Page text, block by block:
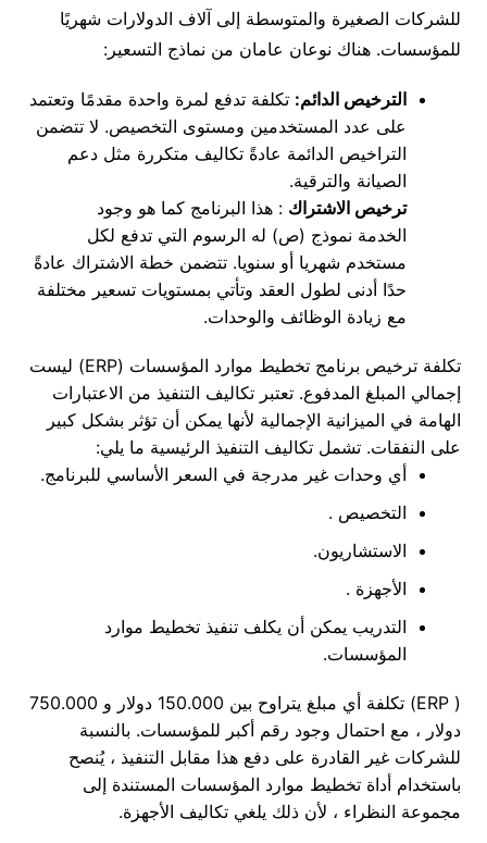
للشركات الصغيرة والمتوسطة إلى آلاف الدولارات شهريًا
للمؤسسات. هناك نوعان عامان من نماذج التسعير:
الترخيص الدائم: تكلفة تدفع لمرة واحدة مقدمًا وتعتمد
على عدد المستخدمين ومستوى التخصيص. لا تتضمن
التراخيص الدائمة عادةً تكاليف متكررة مثل دعم
الصيانة والترقية.
ترخيص الاشتراك : هذا البرنامج كما هو وجود
الخدمة نموذج (ص) له الرسوم التي تدفع لكل
مستخدم شهريا أو سنويا. تتضمن خطة الاشتراك عادةً
حدًا أدنى لطول العقد وتأتي بمستويات تسعير مختلفة
مع زيادة الوظائف والوحدات.
تكلفة ترخيص برنامج تخطيط موارد المؤسسات (ERP) ليست
إجمالي المبلغ المدفوع. تعتبر تكاليف التنفيذ من الاعتبارات
الهامة في الميزانية الإجمالية لأنها يمكن أن تؤثر بشكل كبير
على النفقات. تشمل تكاليف التنفيذ الرئيسية ما يلي:
أي وحدات غير مدرجة في السعر الأساسي للبرنامج.
التخصيص .
الاستشاريون.
الأجهزة .
التدريب يمكن أن يكلف تنفيذ تخطيط موارد
المؤسسات.
( ERP) تكلفة أي مبلغ يتراوح بين 150.000 دولار و 750.000
دولار ، مع احتمال وجود رقم أكبر للمؤسسات. بالنسبة
للشركات غير القادرة على دفع هذا مقابل التنفيذ ، يُنصح
باستخدام أداة تخطيط موارد المؤسسات المستندة إلى
مجموعة النظراء ، لأن ذلك يلغي تكاليف الأجهزة.